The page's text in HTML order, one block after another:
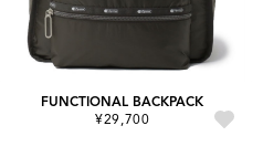
FUNCTIONAL BACKPACK
¥29,700